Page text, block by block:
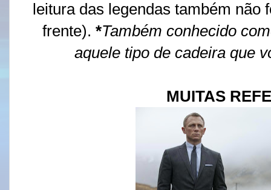
leitura das legendas também
frente). *Também conhecido
aquele tipo de cadeira que
MUITAS